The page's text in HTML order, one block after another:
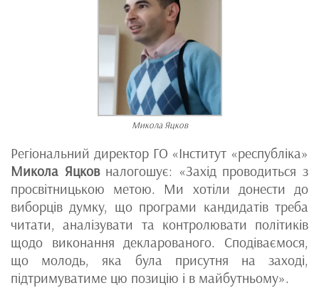
Микола Яцков
Регіональний директор ГО «Інститут «республіка»
Микола Яцковналогошує: «Захід проводиться з
просвітницькою метою. Ми хотіли донести до
виборців думку, що програми кандидатів треба
читати, аналізувати та контролювати політиків
щодо виконання декларованого. Сподіваємося,
що молодь, яка була присутня на заході,
підтримуватиме цю позицію і в майбутньому».